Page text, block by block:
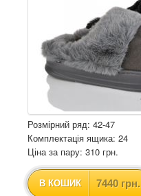
Розмірний ряд: 42-47
Комплектація ящика: 24
Ціна за пару: 310 грн.
В КОШИК 7440 грн.